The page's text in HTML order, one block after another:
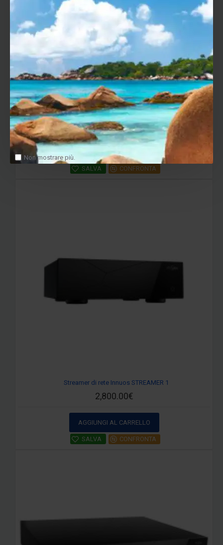
Non mostrare più.
Innuos ZEN Next-Gen – Music Server e Streamer Hi-Fi High-End
17,300.00€
AGGIUNGI AL CARRELLO
SALVA CONFRONTA
Streamer di rete Innuos STREAMER 1
2,800.00€
AGGIUNGI AL CARRELLO
SALVA CONFRONTA